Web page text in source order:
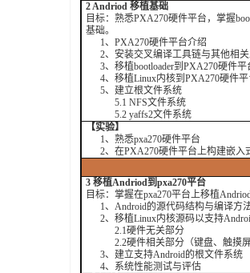
2 Andriod 移植基础
目标：熟悉PXA270硬件平台，掌握
基础。
1、PXA270硬件平台介绍
2、安装交叉编译工具链与其他相关
3、移植bootloader到PXA270硬件平
4、移植Linux内核到PXA270硬件平
5、建立根文件系统
5.1 NFS文件系统
5.2 yaffs2文件系统
【实验】
1、熟悉pxa270硬件平台
2、在PXA270硬件平台上构建嵌入
3 移植Andriod到pxa270平台
目标：掌握在pxa270平台上移植
1、Android的源代码结构与编译方
2、移植Linux内核源码以支持
2.1硬件无关部分
2.2硬件相关部分（键盘、触摸屏
3、建立支持Android的根文件系统
4、系统性能测试与评估